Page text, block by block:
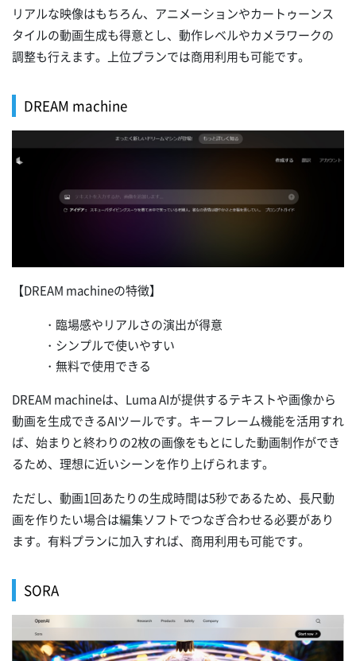
リアルな映像はもちろん、アニメーションやカートゥーンス
タイルの動画生成も得意とし、動作レベルやカメラワークの
調整も行えます。上位プランでは商用利用も可能です。
DREAM machine
【DREAM machineの特徴】
・臨場感やリアルさの演出が得意
・シンプルで使いやすい
・無料で使用できる
DREAM machineは、Luma AIが提供するテキストや画像から
動画を生成できるAIツールです。キーフレーム機能を活用すれ
ば、始まりと終わりの2枚の画像をもとにした動画制作ができ
るため、理想に近いシーンを作り上げられます。
ただし、動画1回あたりの生成時間は5秒であるため、長尺動
画を作りたい場合は編集ソフトでつなぎ合わせる必要があり
ます。有料プランに加入すれば、商用利用も可能です。
SORA